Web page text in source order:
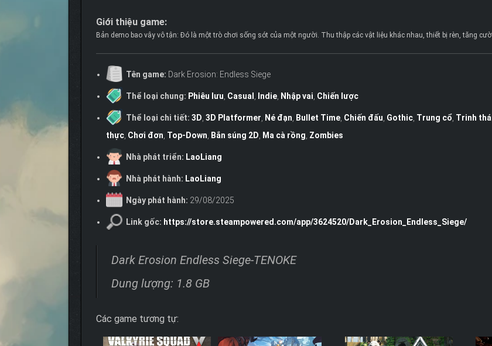
Giới thiệu game:
Bản demo bao vây vô tận: Đó là một trò chơi sống sót của một người. Thu thập các vật liệu khác nhau, thiết bị rèn, tăng
Tên game: Dark Erosion: Endless Siege
Thể loại chung: Phiêu lưu Casual Indie, Nhập vai Chiến lược
Thể loại chi tiết: 3D 3D Platformer Né đạn Bullet Time, Chiến đấu Gothic, Trung cổ Trinh
thực, Chơi đơn Top-Down Bắn súng 2D Ma cà rồng Zombies
Nhà phát triển: LaoLiang
Nhà phát hành: LaoLiang
Ngày phát hành: 29/08/2025
Link gốc: https://store.steampowered.com/app/3624520/Dark_Erosion_Endless_Siege/
Dark Erosion Endless Siege-TENOKE
Dung lượng: 1.8 GB
Các game tương tự: